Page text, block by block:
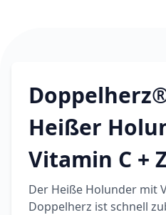
Heißer
Vitamin C +
Der Heiße Holunder mit
Doppelherz ist schnell